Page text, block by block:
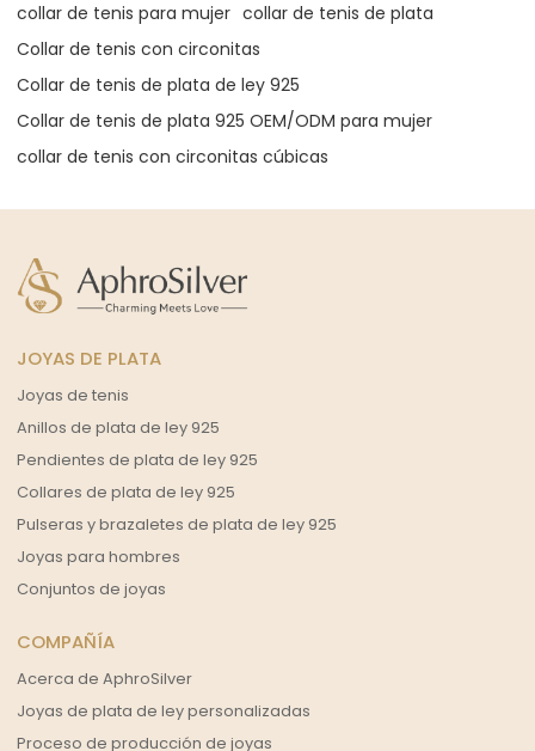
collar de tenis para mujer collar de tenis de plata
Collar de tenis con circonitas
Collar de tenis de plata de ley 925
Collar de tenis de plata 925 OEM/ODM para mujer
collar de tenis con circonitas cúbicas
JOYAS DE PLATA
Joyas de tenis
Anillos de plata de ley 925
Pendientes de plata de ley 925
Collares de plata de ley 925
Pulseras y brazaletes de plata de ley 925
Joyas para hombres
Conjuntos de joyas
COMPAÑÍA
Acerca de AphroSilver
Joyas de plata de ley personalizadas
Proceso de producción de joyas